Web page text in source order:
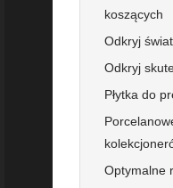
koszących
Odkryj
Odkryj
Płytka do
Optymalne